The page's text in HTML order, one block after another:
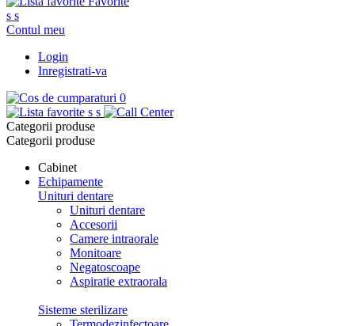
s s
Contul meu
Login
Inregistrati-va
0
s s
Categorii produse
Categorii produse
Cabinet
Echipamente
Unituri dentare
Unituri dentare
Accesorii
Camere intraorale
Monitoare
Negatoscoape
Aspiratie extraorala
Sisteme sterilizare